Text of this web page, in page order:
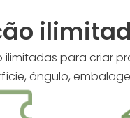
para criar
ângulo,